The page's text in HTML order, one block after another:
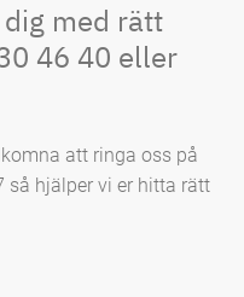
med rätt
46 40 eller
att ringa oss på
så hjälper vi er hitta rätt